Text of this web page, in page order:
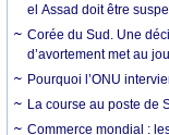
el Assad doit être
Corée du Sud. Une
d’avortement met au
Pourquoi l’ONU
La course au poste de
Commerce mondial :